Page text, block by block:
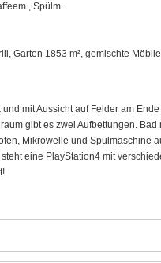
Spülm.
Garten 1853 m², gemischte
mit Aussicht auf Felder am
gibt es zwei Aufbettungen. Bad
Mikrowelle und Spülmaschine
eine PlayStation4 mit